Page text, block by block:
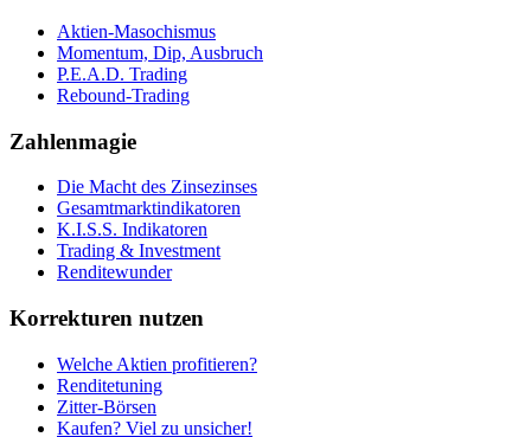
Aktien-Masochismus
Momentum, Dip, Ausbruch
P.E.A.D. Trading
Rebound-Trading
Zahlenmagie
Die Macht des Zinsezinses
Gesamtmarktindikatoren
K.I.S.S. Indikatoren
Trading & Investment
Renditewunder
Korrekturen nutzen
Welche Aktien profitieren?
Renditetuning
Zitter-Börsen
Kaufen? Viel zu unsicher!